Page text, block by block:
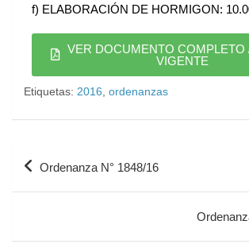
f) ELABORACIÓN DE HORMIGON:
VER DOCUMENTO COMPLETO
VIGENTE
Etiquetas: 2016 ordenanzas
Ordenanza N° 1848/16